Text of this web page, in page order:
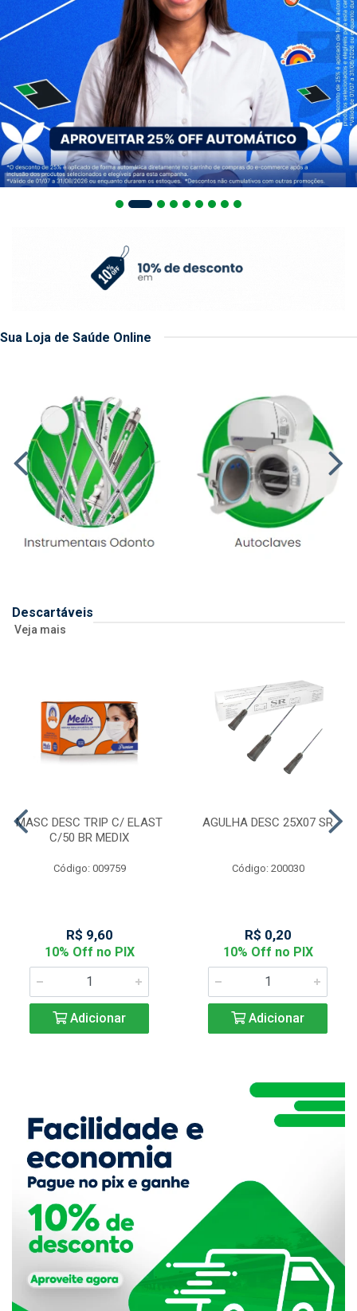
Sua Loja de Saúde Online
Descartáveis
Veja mais
MASC DESC TRIP C/ ELAST
C/50 BR MEDIX
Código: 009759
R$ 9,60
10% Off no PIX
Adicionar
AGULHA DESC 25X07 SR
Código: 200030
R$ 0,20
10% Off no PIX
Adicionar